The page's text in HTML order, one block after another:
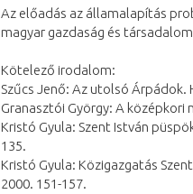
Az előadás az államalapítás
magyar gazdaság és
Kötelező irodalom:
Szűcs Jenő: Az utolsó Árpádok.
Granasztói György: A középkori
Kristó Gyula: Szent István
135.
Kristó Gyula: Közigazgatás
2000. 151-157.